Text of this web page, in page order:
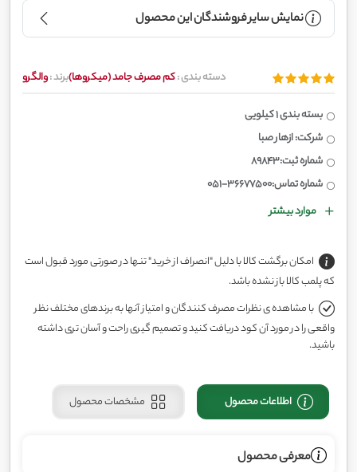
نمایش سایر فروشندگان این محصول
دسته بندی :کم مصرف جامد (میکروها)برند :والگرو
بسته بندی 1 کیلویی
شرکت: ازهار صبا
شماره ثبت:89843
شماره تماس:36677500-051
موارد بیشتر
امکان برگشت کالا با دلیل "انصراف از خرید" تنها در صورتی مورد قبول است
که پلمب کالا باز نشده باشد.
با مشاهده ی نظرات مصرف کنندگان و امتیاز آنها به برندهای مختلف نظر
واقعی را در مورد آن کود دریافت کنید و تصمیم گیری راحت و آسان تری داشته
باشید.
اطلاعات محصول مشخصات محصول
معرفی محصول